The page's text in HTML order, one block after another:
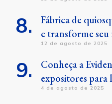
Fábrica de
e transforme
12 de agosto de 2025
Conheça a
expositores para
4 de agosto de 2025